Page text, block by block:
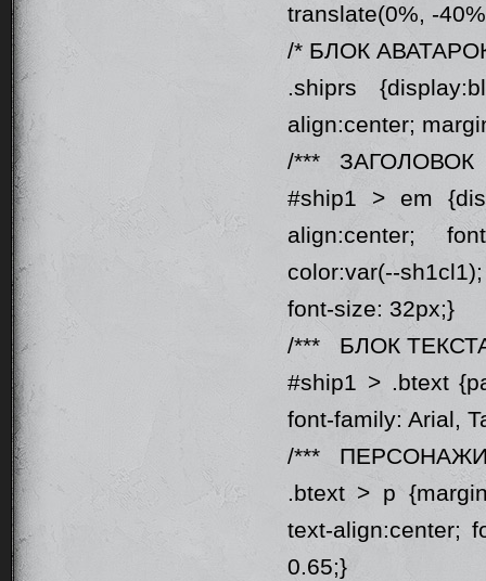
translate(0%, -
/* БЛОК
.shiprs
align:center;
/*** ЗАГОЛОВОК
#ship1 > em
align:center;
color:var(--
font-size: 32px;}
/*** БЛОК
#ship1 > .btext
font-family: Arial,
/***
.btext > p
text-align:center;
0.65;}